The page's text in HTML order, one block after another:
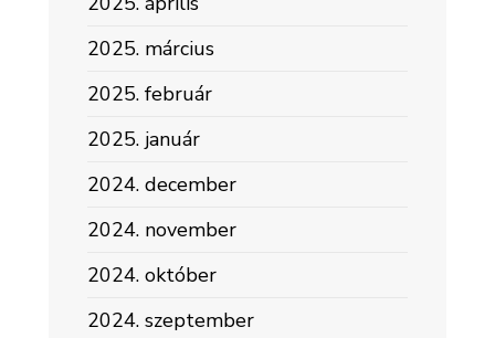
2025. március
2025. február
2025. január
2024. december
2024. november
2024. október
2024. szeptember